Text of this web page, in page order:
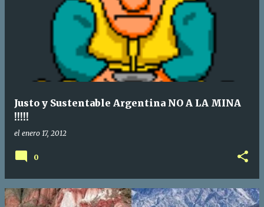
Justo y Sustentable Argentina NO A LA MINA
!!!!!
el enero 17, 2012
0